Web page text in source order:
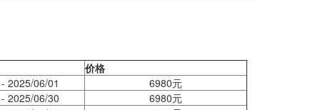
价格
2025/06/01
6980元
2025/06/30
6980元